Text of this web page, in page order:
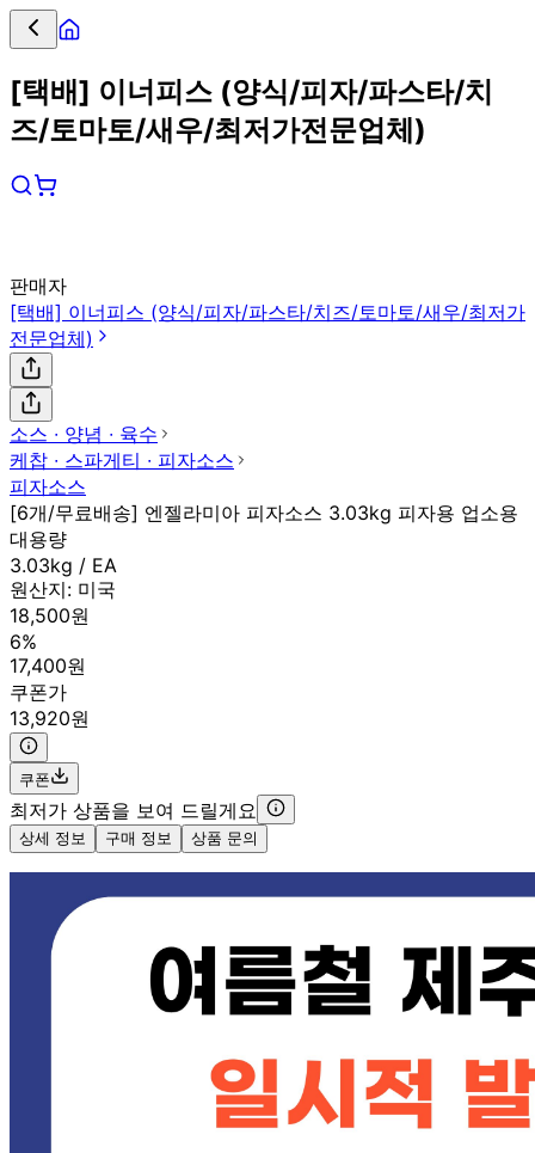
[택배] 이너피스 (양식/피자/파스타/치
즈/토마토/새우/최저가전문업체)
판매자
[택배] 이너피스 (양식/피자/파스타/치즈/토마토/새우/최저가
전문업체)
소스 ∙ 양념 ∙ 육수
케찹 ∙ 스파게티 ∙ 피자소스
피자소스
[6개/무료배송] 엔젤라미아 피자소스 3.03kg 피자용 업소용
대용량
3.03kg / EA
원산지: 미국
18,500원
6%
17,400원
쿠폰가
13,920원
쿠폰
최저가 상품을 보여 드릴게요
상세 정보 구매 정보 상품 문의